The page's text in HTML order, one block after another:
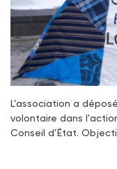
L’association a
volontaire dans
Conseil d’État.